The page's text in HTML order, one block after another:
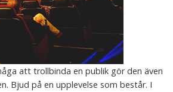
att trollbinda en publik gör den även
Bjud på en upplevelse som består. I